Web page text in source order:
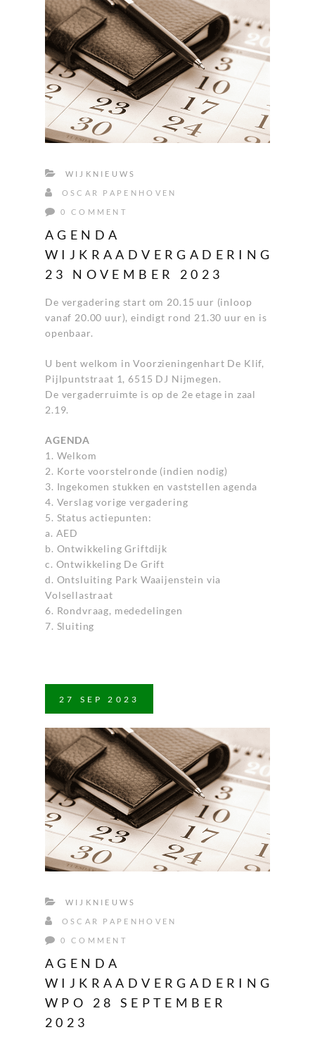
WIJKNIEUWS
OSCAR PAPENHOVEN
0 COMMENT
AGENDA
WIJKRAADVERGADERING
23 NOVEMBER 2023
De vergadering start om 20.15 uur (inloop
vanaf 20.00 uur), eindigt rond 21.30 uur en is
openbaar.
U bent welkom in Voorzieningenhart De Klif,
Pijlpuntstraat 1, 6515 DJ Nijmegen.
De vergaderruimte is op de 2e etage in zaal
2.19.
AGENDA
1. Welkom
2. Korte voorstelronde (indien nodig)
3. Ingekomen stukken en vaststellen agenda
4. Verslag vorige vergadering
5. Status actiepunten:
a. AED
b. Ontwikkeling Griftdijk
c. Ontwikkeling De Grift
d. Ontsluiting Park Waaijenstein via
Volsellastraat
6. Rondvraag, mededelingen
7. Sluiting
27 SEP 2023
WIJKNIEUWS
OSCAR PAPENHOVEN
0 COMMENT
AGENDA
WIJKRAADVERGADERING
WPO 28 SEPTEMBER
2023